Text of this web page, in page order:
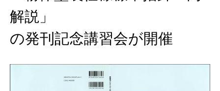
解説」
の発刊記念講習会が開催